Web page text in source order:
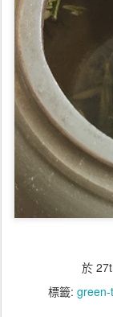
於
標籤: